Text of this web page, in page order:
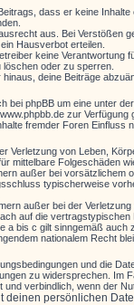
dass er keine
aus. Bei Verstößen
Hausverbot erteilen.
keine Verantwortung
oder zu sperren.
deine Beiträge
bei phpBB um eine unter
zur
fremder Foren Einfluss
Verletzung von Leben,
mittelbare Folgeschäden
außer bei vorsätzlichem
typischerweise
außer bei der
auf die
a bis c gilt sinngemäß auch
nationalem Recht
und die
zu widersprechen. Im
und verbindlich, wenn der
deinen persönlichen